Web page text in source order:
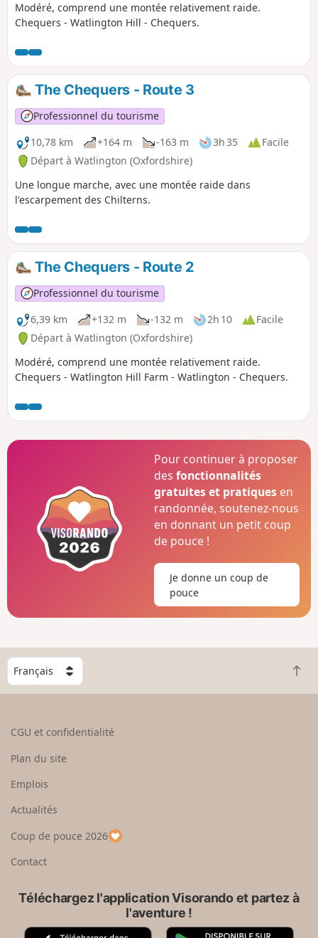
Modéré, comprend une montée relativement raide.
Chequers - Watlington Hill - Chequers.
The Chequers - Route 3
Professionnel du tourisme
10,78 km
+164 m -163 m 3h 35
Facile
Départ à Watlington (Oxfordshire)
Une longue marche, avec une montée raide dans
l'escarpement des Chilterns.
The Chequers - Route 2
Professionnel du tourisme
6,39 km
+132 m -132 m 2h 10
Facile
Départ à Watlington (Oxfordshire)
Modéré, comprend une montée relativement raide.
Chequers - Watlington Hill Farm - Watlington - Chequers.
Pour continuer à proposer
desfonctionnalités
gratuites et pratiques en
randonnée, soutenez-nous
en donnant un petit coup
de pouce !
Je donne un coup de
pouce
C
h
o
e
u
p
a
R
e
CGU et confidentialité
Plan du site
Emplois
Actualités
Coup de pouce 2026
Contact
Téléchargez l'application Visorando et partez à
l'aventure !
A G